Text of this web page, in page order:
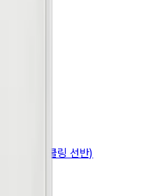
(메탈쿨링 선반)